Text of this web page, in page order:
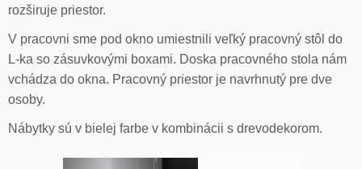
rozširuje priestor.
V pracovni sme pod okno umiestnili veľký pracovný stôl do
L-ka so zásuvkovými boxami. Doska pracovného stola nám
vchádza do okna. Pracovný priestor je navrhnutý pre dve
osoby.
Nábytky sú v bielej farbe v kombinácii s drevodekorom.